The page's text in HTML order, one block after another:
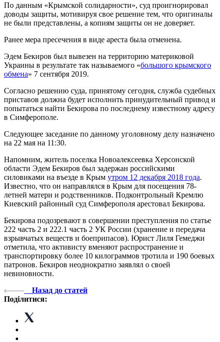
По данным «Крымской солидарности», суд проигнорировал
доводы защиты, мотивируя свое решение тем, что оригиналы
не были представлены, а копиям защиты он не доверяет.
Ранее мера пресечения в виде ареста была отменена.
Эдем Бекиров был вывезен на территорию материковой
Украины в результате так называемого «большого крымского
обмена» 7 сентября 2019.
Согласно решению суда, принятому сегодня, служба судебных
приставов должна будет исполнить принудительный привод и
попытаться найти Бекирова по последнему известному адресу
в Симферополе.
Следующее заседание по данному уголовному делу назначено
на 22 мая на 11:30.
Напомним, житель поселка Новоалексеевка Херсонской
области Эдем Бекиров был задержан российскими
силовиками на въезде в Крым утром 12 декабря 2018 года.
Известно, что он направлялся в Крым для посещения 78-
летней матери и родственников. Подконтрольный Кремлю
Киевский районный суд Симферополя арестовал Бекирова.
Бекирова подозревают в совершении преступления по статье
222 часть 2 и 222.1 часть 2 УК России (хранение и передача
взрывчатых веществ и боеприпасов). Юрист Лиля Гемеджи
отметила, что активисту вменяют распространение и
транспортировку более 10 килограммов тротила и 190 боевых
патронов. Бекиров неоднократно заявлял о своей
невиновности.
Назад до статей
Поділитися: